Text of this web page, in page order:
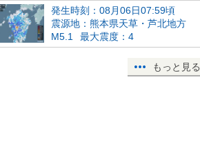
発生時刻：08月06日07:59頃
震源地：熊本県天草・芦北地方
M5.1
最大震度：4
もっと見る